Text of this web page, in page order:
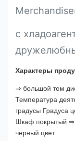
с
Характеры
⇒ большой том
Температура
градусы Градуса
Шкаф покрытый ⇒
черный цвет